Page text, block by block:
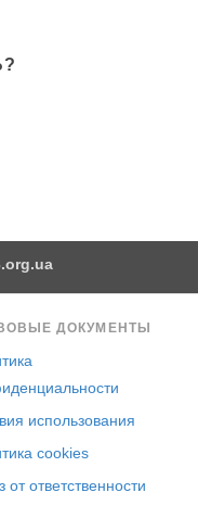
ДОКУМЕНТЫ
использования
cookies
от ответственности